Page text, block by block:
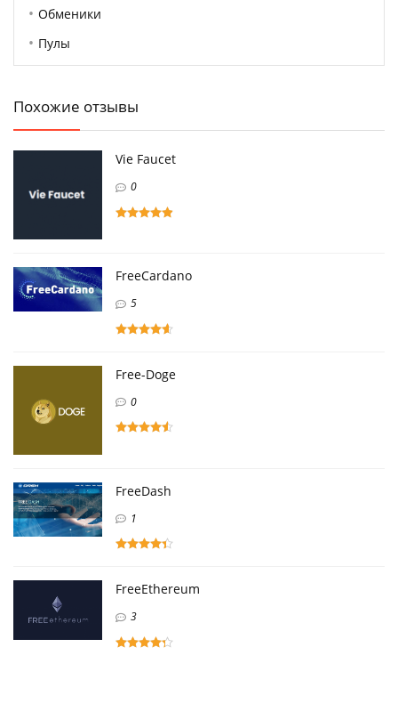
Обменики
Пулы
Похожие отзывы
Vie Faucet
0
FreeCardano
5
Free-Doge
0
FreeDash
1
FreeEthereum
3